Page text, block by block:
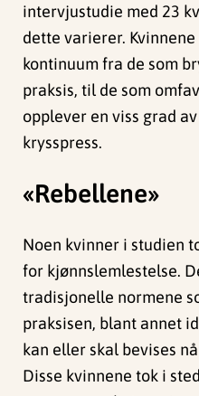
intervjustudie med 23
dette varierer.
kontinuum fra de som
praksis, til de som
opplever en viss grad
krysspress.
«Rebellene»
Noen kvinner i studien
for kjønnslemlestelse.
tradisjonelle normene
praksisen, blant annet
kan eller skal bevises
Disse kvinnene tok i